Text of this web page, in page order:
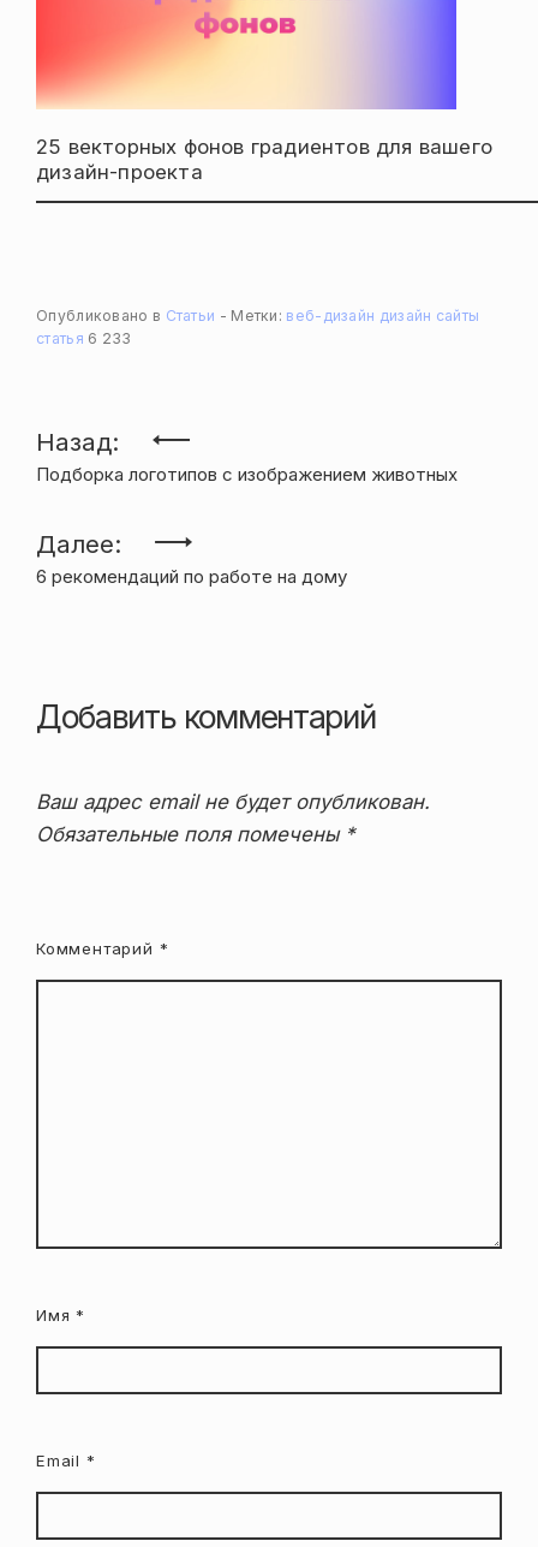
25 векторных фонов градиентов для вашего
дизайн-проекта
Опубликовано в Статьи Метки: веб-дизайн дизайн сайты
статья 6 233
Навигация
по
записям
Назад:
Подборка логотипов с изображением животных
Далее:
6 рекомендаций по работе на дому
Добавить комментарий
Ваш адрес email не будет опубликован.
Обязательные поля помечены *
Комментарий *
Имя *
Email *